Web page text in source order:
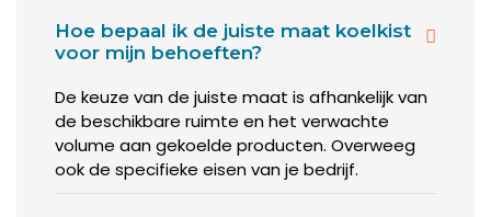
doornemen. We hebben naast koelkisten ook een zeer
breed aanbod aan andere machines en producten voor in
jouw horecakeuken klaarstaan.
Hoe bepaal ik de juiste maat koelkist
voor mijn behoeften?
De keuze van de juiste maat is afhankelijk van
de beschikbare ruimte en het verwachte
volume aan gekoelde producten. Overweeg
ook de specifieke eisen van je bedrijf.